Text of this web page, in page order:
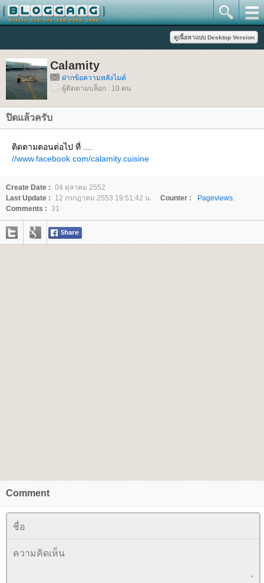
Calamity
ฝากข้อความหลังไมค์
ผู้ติดตามบล็อก : 10 คน
ปิดแล้วครับ
ติดตามตอนต่อไป ที่ ....
//www.facebook.com/calamity.cuisine
Create Date : 04 ตุลาคม 2552
Last Update :
12 กรกฎาคม 2553 19:51:42 น. Counter :
Pageviews.
Comments : 31
Comment